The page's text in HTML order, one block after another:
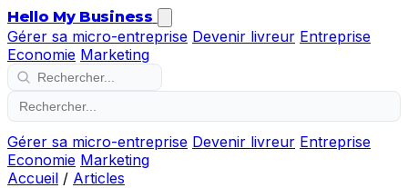
Hello My Business
Gérer sa micro-entreprise Devenir livreur Entreprise
Economie Marketing
Gérer sa micro-entreprise Devenir livreur Entreprise
Economie Marketing
Accueil / Articles